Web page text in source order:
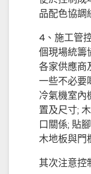
品配色協調
4、施工管
個現場統籌
各家供應商
一些不必要
冷氣機室內
置及尺寸;
口關係; 貼
木地板與門
其次注意控